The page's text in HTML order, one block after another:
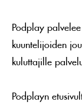
Podplay
kuuntelijoiden
kuluttajille
Podplayn